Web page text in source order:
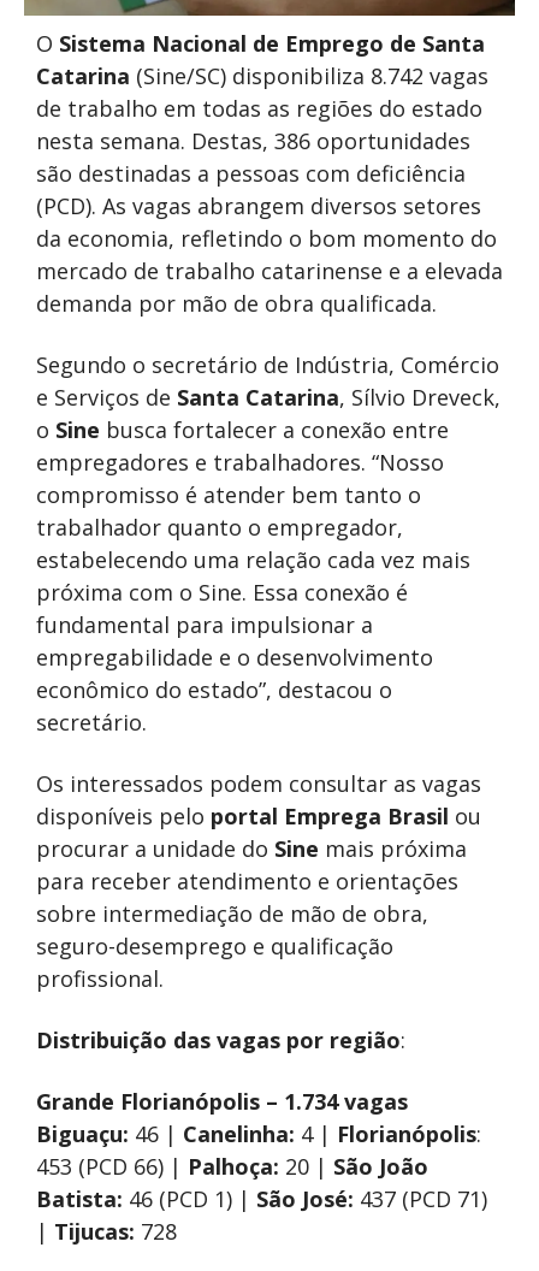
O Sistema Nacional de Emprego de Santa
Catarina (Sine/SC) disponibiliza 8.742 vagas
de trabalho em todas as regiões do estado
nesta semana. Destas, 386 oportunidades
são destinadas a pessoas com deficiência
(PCD). As vagas abrangem diversos setores
da economia, refletindo o bom momento do
mercado de trabalho catarinense e a elevada
demanda por mão de obra qualificada.
Segundo o secretário de Indústria, Comércio
e Serviços de Santa Catarina, Sílvio Dreveck,
o Sine busca fortalecer a conexão entre
empregadores e trabalhadores. “Nosso
compromisso é atender bem tanto o
trabalhador quanto o empregador,
estabelecendo uma relação cada vez mais
próxima com o Sine. Essa conexão é
fundamental para impulsionar a
empregabilidade e o desenvolvimento
econômico do estado”, destacou o
secretário.
Os interessados podem consultar as vagas
disponíveis pelo portal Emprega Brasil ou
procurar a unidade do Sine mais próxima
para receber atendimento e orientações
sobre intermediação de mão de obra,
seguro-desemprego e qualificação
profissional.
Distribuição das vagas por região:
Grande Florianópolis – 1.734 vagas
Biguaçu: 46 | Canelinha: 4 | Florianópolis:
453 (PCD 66) | Palhoça: 20 | São João
Batista: 46 (PCD 1) | São José: 437 (PCD 71)
| Tijucas: 728